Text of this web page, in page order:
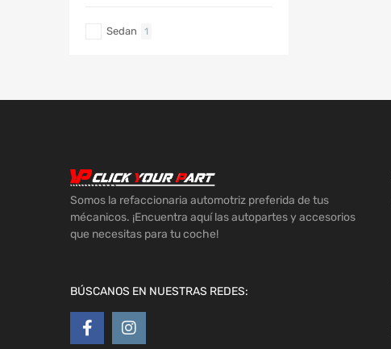
Sedan 1
Somos la refaccionaria automotriz preferida de tus
mécanicos. ¡Encuentra aquí las autopartes y accesorios
que necesitas para tu coche!
BÚSCANOS EN NUESTRAS REDES: